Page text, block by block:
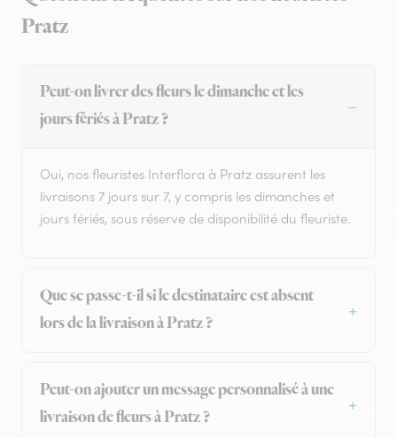
Pratz
Peut-on livrer des fleurs le dimanche et les
jours fériés à Pratz ?
Oui, nos fleuristes Interflora à Pratz assurent les
livraisons 7 jours sur 7, y compris les dimanches et
jours fériés, sous réserve de disponibilité du fleuriste.
Que se passe-t-il si le destinataire est absent
lors de la livraison à Pratz ?
Peut-on ajouter un message personnalisé à une
livraison de fleurs à Pratz ?